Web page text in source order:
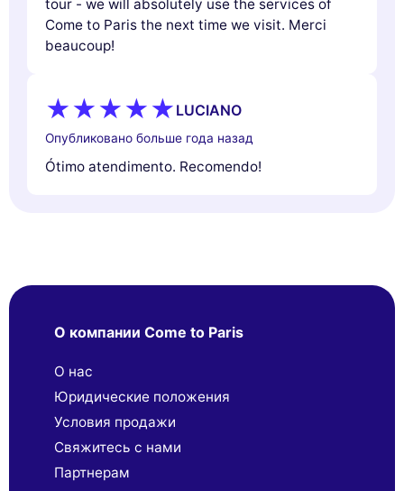
tour - we will absolutely use the services of
Come to Paris the next time we visit. Merci
beaucoup!
LUCIANO
Опубликовано больше года назад
Ótimo atendimento. Recomendo!
О компании Come to Paris
О нас
Юридические положения
Условия продажи
Свяжитесь с нами
Партнерaм